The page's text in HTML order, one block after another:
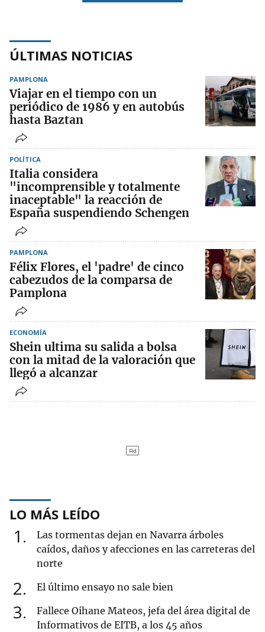
ÚLTIMAS NOTICIAS
PAMPLONA
Viajar en el tiempo con un
periódico de 1986 y en autobús
hasta Baztan
POLÍTICA
Italia considera
"incomprensible y totalmente
inaceptable" la reacción de
España suspendiendo Schengen
PAMPLONA
Félix Flores, el 'padre' de cinco
cabezudos de la comparsa de
Pamplona
ECONOMÍA
Shein ultima su salida a bolsa
con la mitad de la valoración que
llegó a alcanzar
LO MÁS LEÍDO
1
Las tormentas dejan en Navarra árboles
caídos, daños y afecciones en las carreteras del
norte
2 El último ensayo no sale bien
3
Fallece Oihane Mateos, jefa del área digital de
Informativos de EITB, a los 45 años